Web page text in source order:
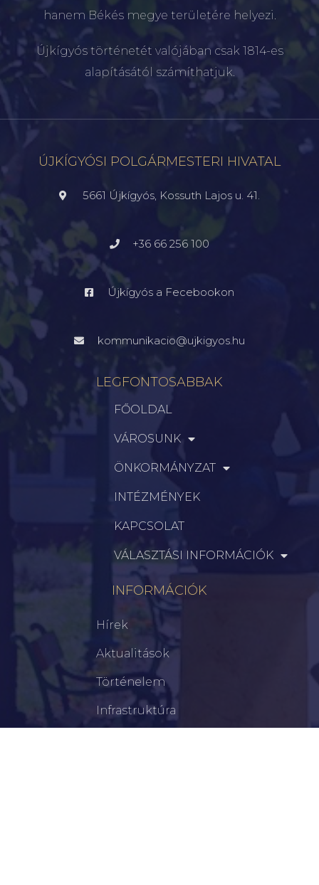
hanem Békés megye területére helyezi.
Újkígyós történetét valójában csak 1814-es
alapításától számíthatjuk.
ÚJKÍGYÓSI POLGÁRMESTERI HIVATAL
5661 Újkígyós, Kossuth Lajos u. 41.
+36 66 256 100
Újkígyós a Fecebookon
kommunikacio@ujkigyos.hu
LEGFONTOSABBAK
FŐOLDAL
VÁROSUNK
ÖNKORMÁNYZAT
INTÉZMÉNYEK
KAPCSOLAT
VÁLASZTÁSI INFORMÁCIÓK
INFORMÁCIÓK
Hírek
Aktualitások
Történelem
Infrastruktúra